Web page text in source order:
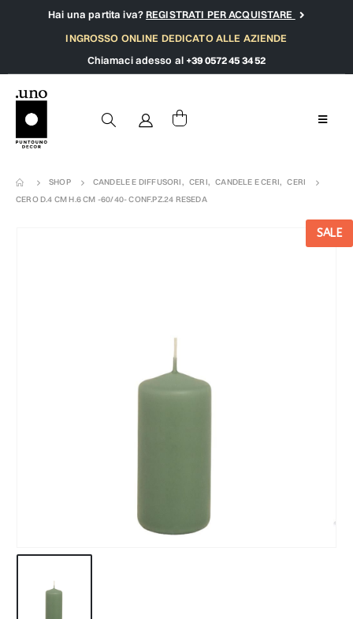
Hai una partita iva?REGISTRATI PER ACQUISTARE
INGROSSO ONLINE DEDICATO ALLE AZIENDE
Chiamaci adesso al +39 0572 45 34 52
SHOP CANDELE E DIFFUSORI, CERI, CANDELE E CERI, CERI
CERO D.4 CM H.6 CM -60/40- CONF.PZ.24 RESEDA
SALE